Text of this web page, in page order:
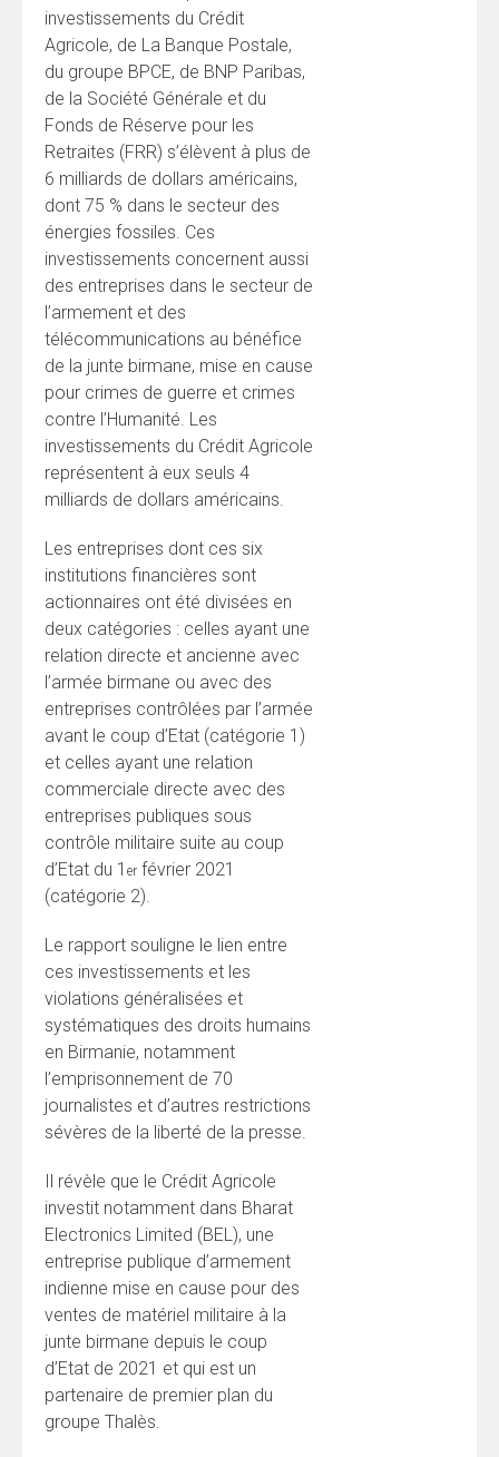
investissements du Crédit
Agricole, de La Banque Postale,
du groupe BPCE, de BNP Paribas,
de la Société Générale et du
Fonds de Réserve pour les
Retraites (FRR) s’élèvent à plus de
6 milliards de dollars américains,
dont 75 % dans le secteur des
énergies fossiles. Ces
investissements concernent aussi
des entreprises dans le secteur de
l’armement et des
télécommunications au bénéfice
de la junte birmane, mise en cause
pour crimes de guerre et crimes
contre l’Humanité. Les
investissements du Crédit Agricole
représentent à eux seuls 4
milliards de dollars américains.
Les entreprises dont ces six
institutions financières sont
actionnaires ont été divisées en
deux catégories : celles ayant une
relation directe et ancienne avec
l’armée birmane ou avec des
entreprises contrôlées par l’armée
avant le coup d’Etat (catégorie 1)
et celles ayant une relation
commerciale directe avec des
entreprises publiques sous
contrôle militaire suite au coup
d’Etat du 1 er février 2021
(catégorie 2).
Le rapport souligne le lien entre
ces investissements et les
violations généralisées et
systématiques des droits humains
en Birmanie, notamment
l’emprisonnement de 70
journalistes et d’autres restrictions
sévères de la liberté de la presse.
Il révèle que le Crédit Agricole
investit notamment dans Bharat
Electronics Limited (BEL), une
entreprise publique d’armement
indienne mise en cause pour des
ventes de matériel militaire à la
junte birmane depuis le coup
d’Etat de 2021 et qui est un
partenaire de premier plan du
groupe Thalès.